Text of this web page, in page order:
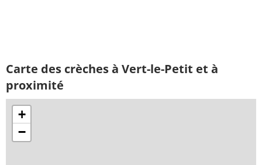
Carte des crèches à Vert-le-Petit et à
proximité
+
−